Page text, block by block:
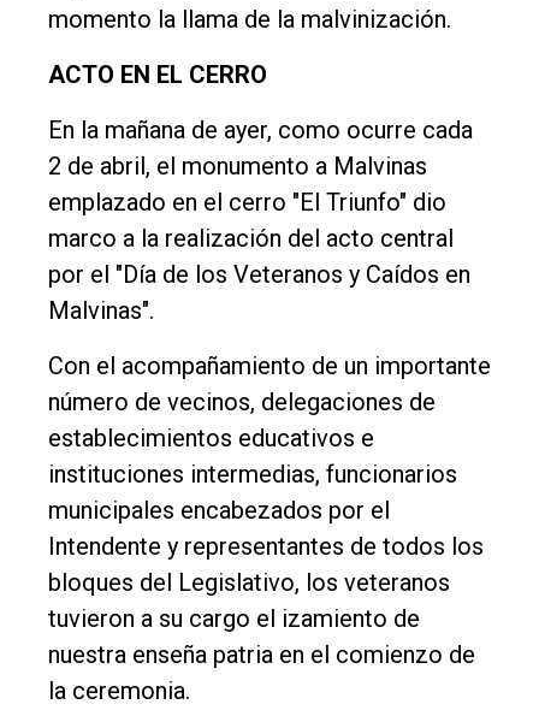
momento la llama de la malvinización.
ACTO EN EL CERRO
En la mañana de ayer, como ocurre cada
2 de abril, el monumento a Malvinas
emplazado en el cerro "El Triunfo" dio
marco a la realización del acto central
por el "Día de los Veteranos y Caídos en
Malvinas".
Con el acompañamiento de un importante
número de vecinos, delegaciones de
establecimientos educativos e
instituciones intermedias, funcionarios
municipales encabezados por el
Intendente y representantes de todos los
bloques del Legislativo, los veteranos
tuvieron a su cargo el izamiento de
nuestra enseña patria en el comienzo de
la ceremonia.